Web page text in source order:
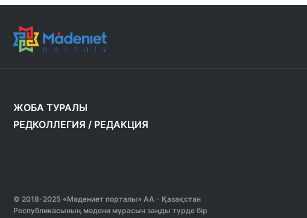
ЖОБА ТУРАЛЫ
РЕДКОЛЛЕГИЯ / РЕДАКЦИЯ
© 2018-2025 «Мәдениет порталы» АА - Қазақстан
Республикасының мәдени мұрасын заңды түрде бір